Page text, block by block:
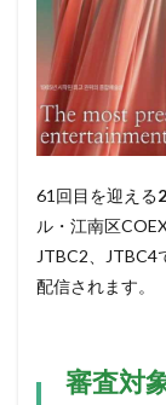
61回目を迎える
ル・江南区
JTBC2、JTBC4
配信されます。
審査対